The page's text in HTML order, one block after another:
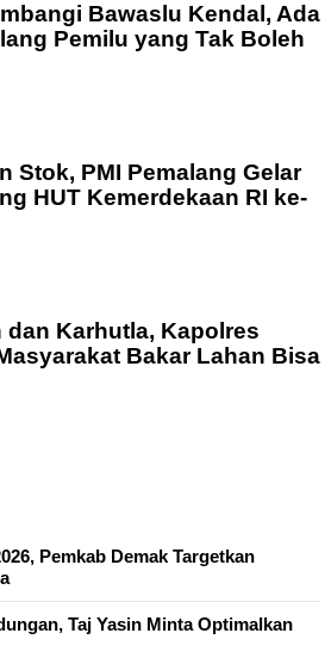
Bawaslu Kendal, Ada
Pemilu yang Tak Boleh
Stok, PMI Pemalang Gelar
HUT Kemerdekaan RI ke-
Karhutla, Kapolres
Bakar Lahan Bisa
Pemkab Demak Targetkan
Taj Yasin Minta Optimalkan